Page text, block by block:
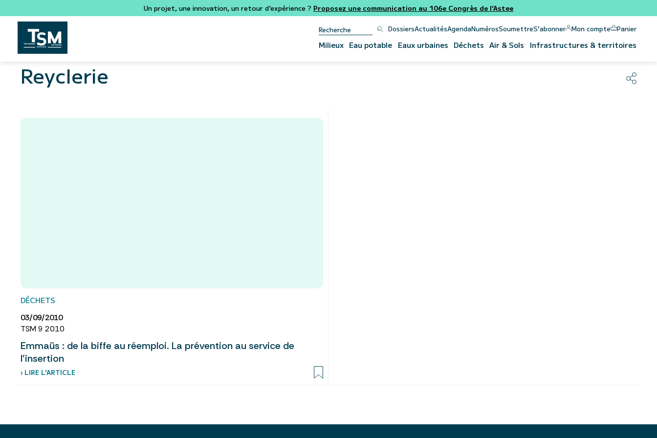
Un projet, une innovation, un retour d'expérience ? Proposez une communication au 106e Congrès de l'Astee
DossiersActualitésAgendaNumérosSoumettreS’abonner Mon compte Panier
Milieux Eau potable Eaux urbaines Déchets Air & Sols Infrastructures & territoires
Reyclerie
DÉCHETS
03/09/2010
TSM 9 2010
Emmaüs : de la biffe au réemploi. La prévention au service de
l’insertion
› LIRE L’ARTICLE